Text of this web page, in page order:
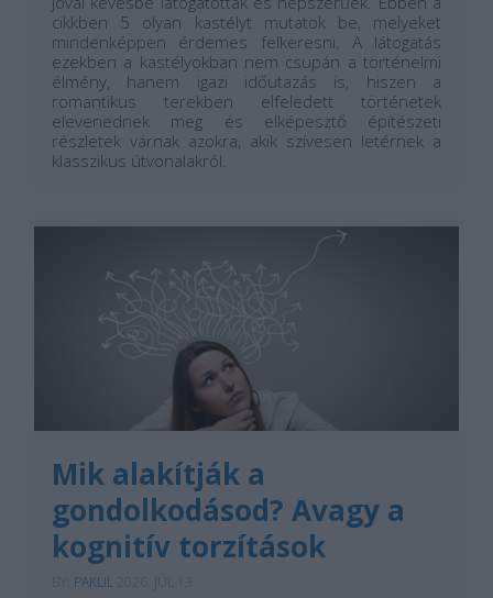
cikkben 5 olyan kastélyt mutatok be, melyeket
mindenképpen érdemes felkeresni. A látogatás
ezekben a kastélyokban nem csupán a történelmi
élmény, hanem igazi időutazás is, hiszen a
romantikus terekben elfeledett történetek
elevenednek meg és elképesztő építészeti
részletek várnak azokra, akik szívesen letérnek a
klasszikus útvonalakról.
Mik alakítják a
gondolkodásod? Avagy a
kognitív torzítások
PAKLIL